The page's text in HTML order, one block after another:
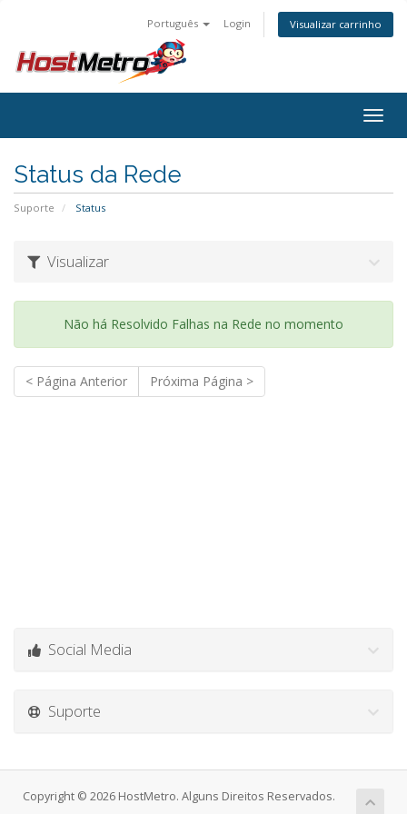
Português Login Visualizar carrinho
Status da Rede
Suporte Status
Visualizar
Não há Resolvido Falhas na Rede no momento
< Página Anterior Próxima Página >
Social Media
Suporte
Copyright © 2026 HostMetro. Alguns Direitos Reservados.